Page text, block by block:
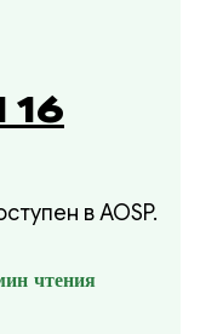
16
в AOSP.
чтения